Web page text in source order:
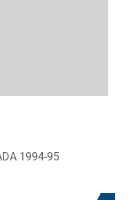
1994-95